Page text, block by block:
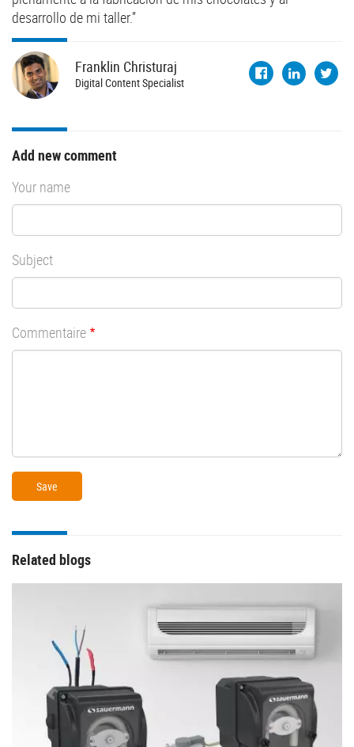
desarrollo de mi taller.”
Franklin Christuraj
Digital Content Specialist
Add new comment
Your name
Subject
Commentaire
Related blogs